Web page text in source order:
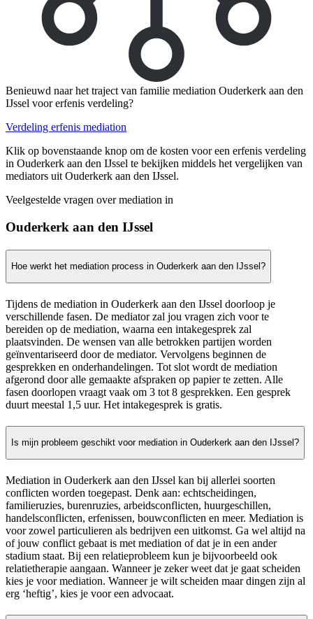
Benieuwd naar het traject van familie mediation Ouderkerk aan den
IJssel voor erfenis verdeling?
Verdeling erfenis mediation
Klik op bovenstaande knop om de kosten voor een erfenis verdeling
in Ouderkerk aan den IJssel te bekijken middels het vergelijken van
mediators uit Ouderkerk aan den IJssel.
Veelgestelde vragen over mediation in
Ouderkerk aan den IJssel
Hoe werkt het mediation process in Ouderkerk aan den IJssel?
Tijdens de mediation in Ouderkerk aan den IJssel doorloop je
verschillende fasen. De mediator zal jou vragen zich voor te
bereiden op de mediation, waarna een intakegesprek zal
plaatsvinden. De wensen van alle betrokken partijen worden
geïnventariseerd door de mediator. Vervolgens beginnen de
gesprekken en onderhandelingen. Tot slot wordt de mediation
afgerond door alle gemaakte afspraken op papier te zetten. Alle
fasen doorlopen vraagt vaak om 3 tot 8 gesprekken. Een gesprek
duurt meestal 1,5 uur. Het intakegesprek is gratis.
Is mijn probleem geschikt voor mediation in Ouderkerk aan den IJssel?
Mediation in Ouderkerk aan den IJssel kan bij allerlei soorten
conflicten worden toegepast. Denk aan: echtscheidingen,
familieruzies, burenruzies, arbeidsconflicten, huurgeschillen,
handelsconflicten, erfenissen, bouwconflicten en meer. Mediation is
voor zowel particulieren als bedrijven een uitkomst. Ga wel altijd na
of jouw conflict gebaat is met mediation of dat je in een ander
stadium staat. Bij een relatieprobleem kun je bijvoorbeeld ook
relatietherapie aangaan. Wanneer je zeker weet dat je gaat scheiden
kies je voor mediation. Wanneer je wilt scheiden maar dingen zijn al
erg ‘heftig’, kies je voor een advocaat.